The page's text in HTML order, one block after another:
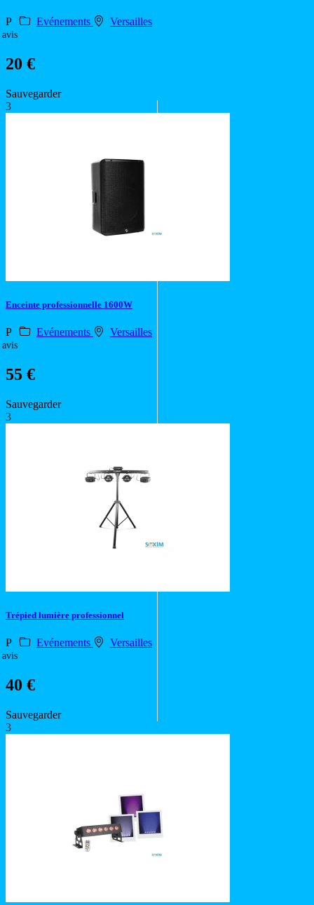
P Evénements Versailles
avis
20 €
Sauvegarder
3
Enceinte professionnelle 1600W
P Evénements Versailles
avis
55 €
Sauvegarder
3
Trépied lumière professionnel
P Evénements Versailles
avis
40 €
Sauvegarder
3